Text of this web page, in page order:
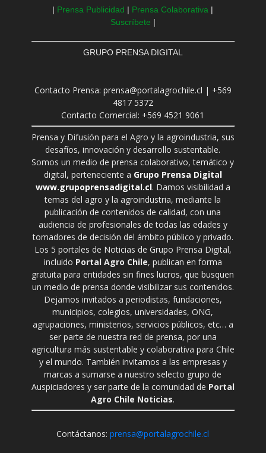
| Prensa Publicidad | Prensa Colaborativa |
Suscríbete |
GRUPO PRENSA DIGITAL
Contacto Prensa: prensa@portalagrochile.cl | +569
4817 5372
Contacto Comercial: +569 4521 9061
Prensa y Difusión para el Agro y la agroindustria, sus
desafíos, innovación y desarrollo sustentable.
Somos un medio de prensa colaborativo, temático y
digital, perteneciente a Grupo Prensa Digital
www.grupoprensadigital.cl. Damos visibilidad a
temas del agro y la agroindustria, mediante la
publicación de contenidos de calidad, con una
audiencia de profesionales de todas las edades y
tomadores de decisión del ámbito público y privado.
Los 5 portales de Noticias de Grupo Prensa Digital,
incluido Portal Agro Chile, publican en forma
gratuita para entidades sin fines lucros, que busquen
un medio de prensa donde visibilizar sus contenidos.
Dejamos invitados a periodistas, fundaciones,
municipios, colegios, universidades, ONG,
agrupaciones, ministerios, servicios públicos, etc… a
ser parte de nuestra red de prensa, por una
agricultura más sustentable y colaborativa para Chile
y el mundo. También invitamos a las empresas y
marcas a sumarse a nuestro selecto grupo de
Auspiciadores y ser parte de la comunidad de Portal
Agro Chile Noticias.
Contáctanos:prensa@portalagrochile.cl